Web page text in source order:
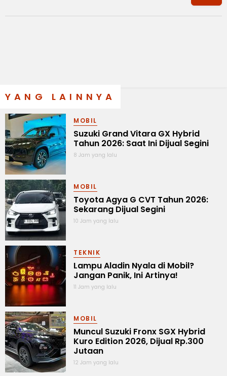
YANG LAINNYA
MOBIL
Suzuki Grand Vitara GX Hybrid
Tahun 2026: Saat Ini Dijual Segini
8 Jam yang lalu
MOBIL
Toyota Agya G CVT Tahun 2026:
Sekarang Dijual Segini
10 Jam yang lalu
TEKNIK
Lampu Aladin Nyala di Mobil?
Jangan Panik, Ini Artinya!
11 Jam yang lalu
MOBIL
Muncul Suzuki Fronx SGX Hybrid
Kuro Edition 2026, Dijual Rp.300
Jutaan
12 Jam yang lalu